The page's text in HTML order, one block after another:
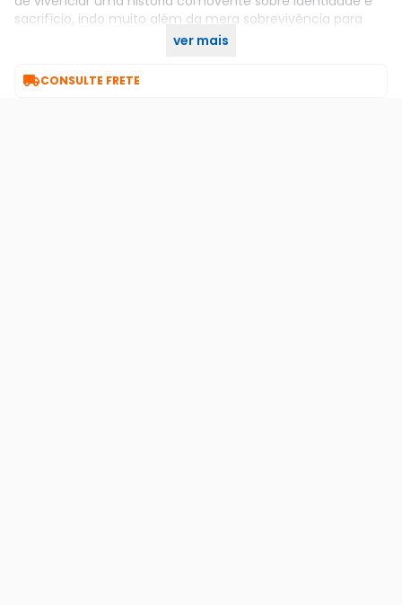
sacrifício, indo muito além da mera sobrevivência para
descobrir o verdadeiro custo do poder.
ver mais
CONSULTE FRETE